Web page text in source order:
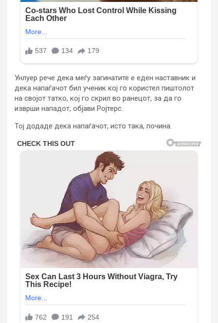
Унлуер рече дека меѓу загинатите е еден наставник и
дека напаѓачот бил ученик кој го користел пиштолот
на својот татко, кој го скрил во ранецот, за да го
изврши нападот, објави Ројтерс.
Тој додаде дека напаѓачот, исто така, почина.